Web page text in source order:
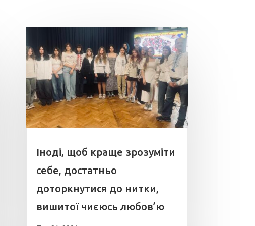
Іноді, щоб краще зрозуміти
себе, достатньо
доторкнутися до нитки,
вишитої чиєюсь любов’ю